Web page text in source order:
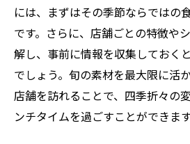
には、まずはその季節ならではの
です。さらに、店舗ごとの特徴や
解し、事前に情報を収集しておく
でしょう。旬の素材を最大限に活
店舗を訪れることで、四季折々の
ンチタイムを過ごすことができます